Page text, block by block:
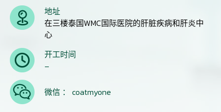
地址
在三楼泰国WMC国际医院的肝脏疾病和肝炎中
心
开工时间
–
微信 ： coatmyone